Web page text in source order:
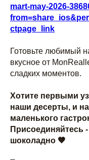
mart-may-2026-
ctpage_link
Готовьте любимый
вкусное от
сладких моментов.
Хотите первыми
наши десерты, и
маленького
Присоединяйтесь
шоколадно 🤎